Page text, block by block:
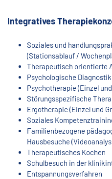
Integratives
Soziales und
(Stationsablauf /
Therapeutisch orientierte
Psychologische Diagnostik
Psychotherapie (Einzel
Störungsspezifische
Ergotherapie (Einzel und
Soziales
Familienbezogene
Hausbesuche
Therapeutisches Kochen
Schulbesuch in der
Entspannungsverfahren